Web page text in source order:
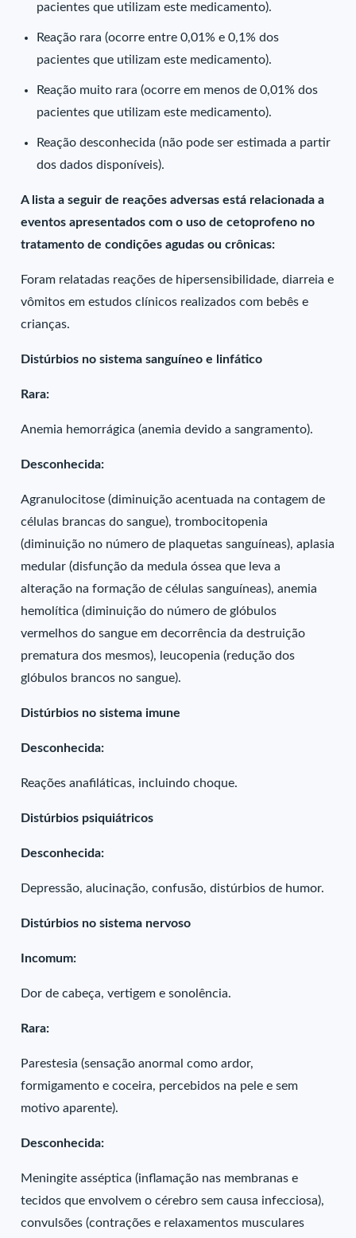
pacientes que utilizam este medicamento).
Reação rara (ocorre entre 0,01% e 0,1% dos
pacientes que utilizam este medicamento).
Reação muito rara (ocorre em menos de 0,01% dos
pacientes que utilizam este medicamento).
Reação desconhecida (não pode ser estimada a partir
dos dados disponíveis).
A lista a seguir de reações adversas está relacionada a
eventos apresentados com o uso de cetoprofeno no
tratamento de condições agudas ou crônicas:
Foram relatadas reações de hipersensibilidade, diarreia e
vômitos em estudos clínicos realizados com bebês e
crianças.
Distúrbios no sistema sanguíneo e linfático
Rara:
Anemia hemorrágica (anemia devido a sangramento).
Desconhecida:
Agranulocitose (diminuição acentuada na contagem de
células brancas do sangue), trombocitopenia
(diminuição no número de plaquetas sanguíneas), aplasia
medular (disfunção da medula óssea que leva a
alteração na formação de células sanguíneas), anemia
hemolítica (diminuição do número de glóbulos
vermelhos do sangue em decorrência da destruição
prematura dos mesmos), leucopenia (redução dos
glóbulos brancos no sangue).
Distúrbios no sistema imune
Desconhecida:
Reações anafiláticas, incluindo choque.
Distúrbios psiquiátricos
Desconhecida:
Depressão, alucinação, confusão, distúrbios de humor.
Distúrbios no sistema nervoso
Incomum:
Dor de cabeça, vertigem e sonolência.
Rara:
Parestesia (sensação anormal como ardor,
formigamento e coceira, percebidos na pele e sem
motivo aparente).
Desconhecida:
Meningite asséptica (inflamação nas membranas e
tecidos que envolvem o cérebro sem causa infecciosa),
convulsões (contrações e relaxamentos musculares